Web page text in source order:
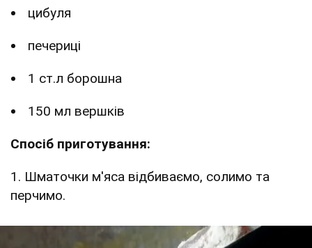
цибуля
печериці
1 ст.л борошна
150 мл вершків
Спосіб приготування:
1. Шматочки м'яса відбиваємо, солимо та
перчимо.